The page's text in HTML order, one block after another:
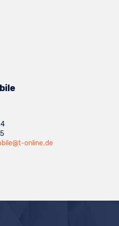
online.de